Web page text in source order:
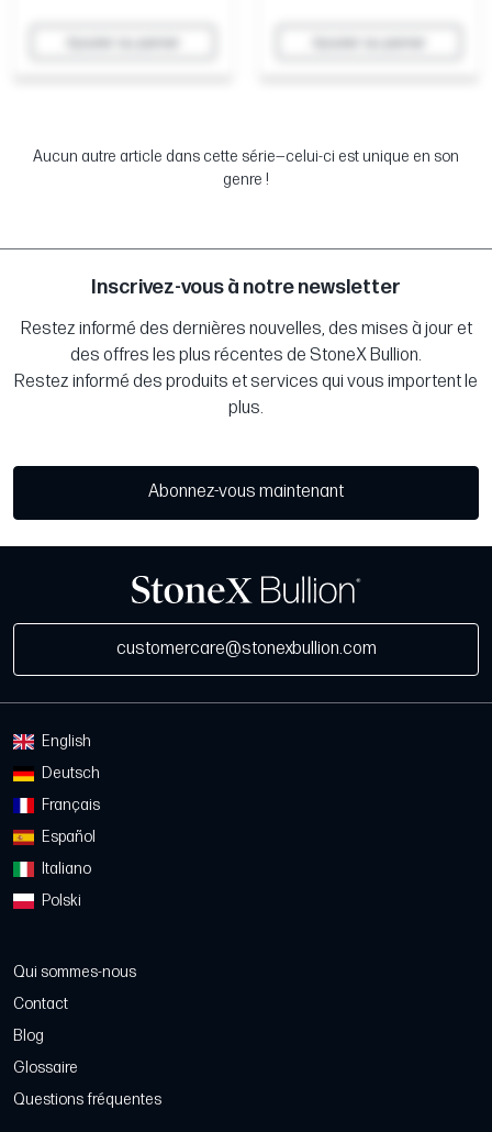
Aucun autre article dans cette série—celui-ci est unique en son
genre !
Inscrivez-vous à notre newsletter
Restez informé des dernières nouvelles, des mises à jour et
des offres les plus récentes de StoneX Bullion.
Restez informé des produits et services qui vous importent le
plus.
Abonnez-vous maintenant
customercare@stonexbullion.com
English
Deutsch
Français
Español
Italiano
Polski
Qui sommes-nous
Contact
Blog
Glossaire
Questions fréquentes